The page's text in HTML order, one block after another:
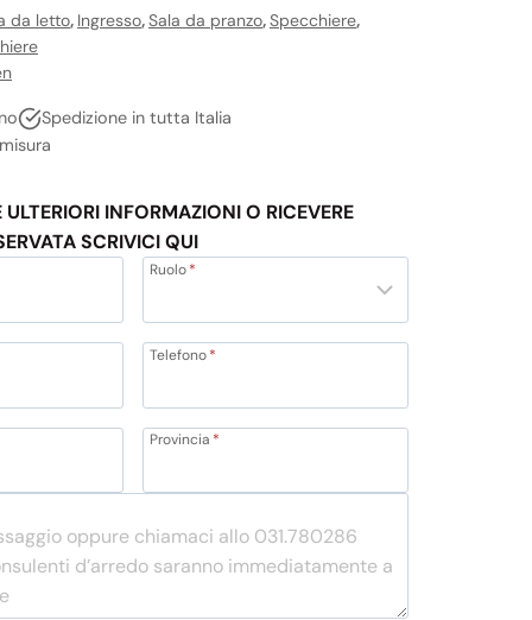
da letto, Ingresso,Sala da pranzo,Specchiere,
Spedizione in tutta Italia
ULTERIORI INFORMAZIONI O RICEVERE
SCRIVICI QUI
Ruolo*
Telefono*
Provincia *